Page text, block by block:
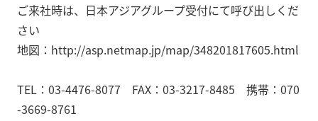
ご来社時は、日本アジアグループ受付にて呼び出しくだ
さい
地図：http://asp.netmap.jp/map/348201817605.html
TEL：03-4476-8077 FAX：03-3217-8485 携帯：070
-3669-8761